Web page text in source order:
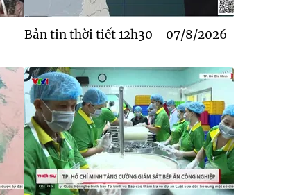
Bản tin thời tiết 12h30 - 07/8/2026